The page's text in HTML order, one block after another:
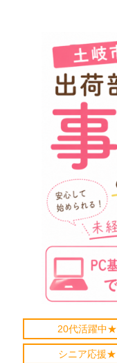
20代活躍中★
シニア応援★